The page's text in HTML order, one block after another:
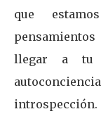
que
llegar a tu
introspección.